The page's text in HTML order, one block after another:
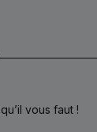
vous faut !